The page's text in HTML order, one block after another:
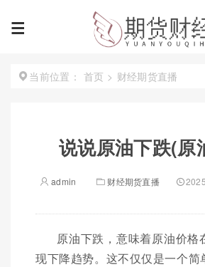
当前位置： 首页 > 财经期货直播
说说原油下跌(原
admin 财经期货直播
原油下跌，意味着原油价格
现下降趋势。这不仅仅是一个简